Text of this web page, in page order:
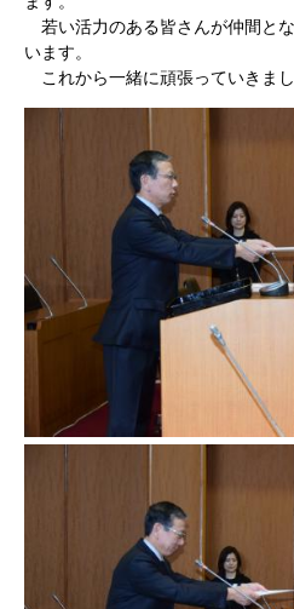
若い活力のある皆さんが仲間と
います。
これから一緒に頑張っていきまし